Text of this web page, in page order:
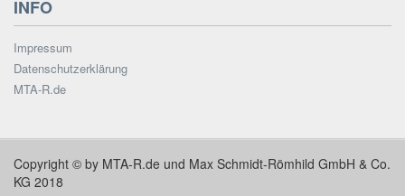
INFO
Impressum
Datenschutzerklärung
MTA-R.de
Copyright © by MTA-R.de und Max Schmidt-Römhild GmbH & Co.
KG 2018